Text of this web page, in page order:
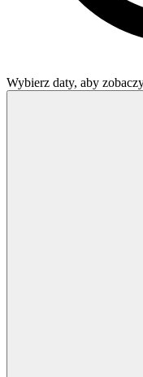
Wybierz daty, aby